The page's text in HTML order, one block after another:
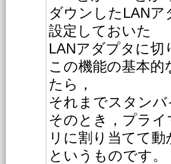
ダウンしたLAN
設定しておいた
LANアダプタに
この機能の基本
たら，
それまでスタン
そのとき，プラ
リに割り当てて動
というものです。